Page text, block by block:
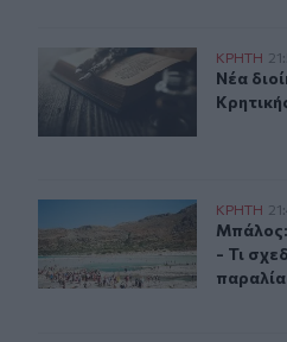
Νέα διοίκηση για τοΚΡΗΤΗ
Νέα
Νέα
Μπάλος: Επίσκεψη με…ΚΡΗΤΗ
- Τι
παραλία